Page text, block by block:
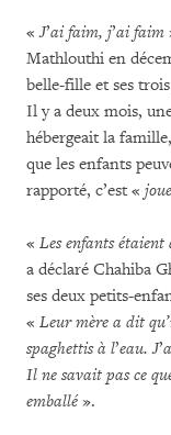
«J’ai faim, j’ai faim
Mathlouthi en
belle-fille et ses
Il y a deux mois,
hébergeait la
que les enfants
rapporté, c’est «
« Les enfants étaient
a déclaré Chahiba
ses deux petits-
« Leur mère a dit
spaghettis à l’eau. J’
Il ne savait pas ce
emballé».